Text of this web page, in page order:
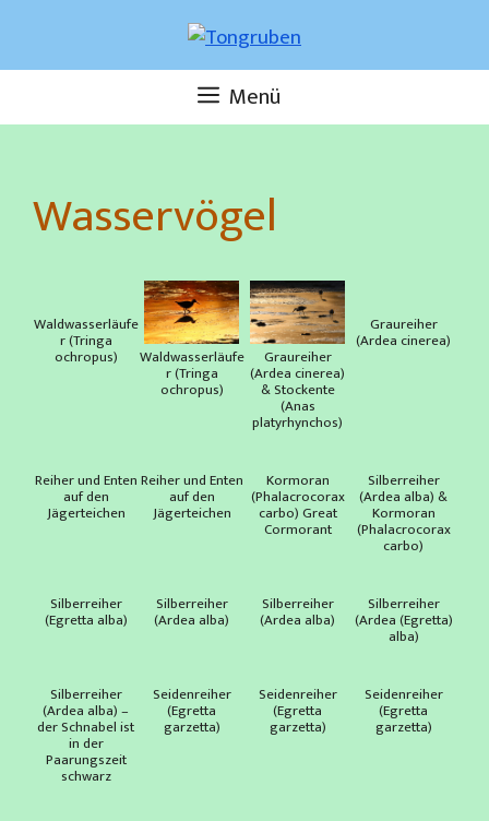
springen
Menü
Wasservögel
Waldwasserläufe
r (Tringa
ochropus) Waldwasserläufe
r (Tringa
ochropus)
Graureiher
(Ardea cinerea)
& Stockente
(Anas
platyrhynchos)
Graureiher
(Ardea cinerea)
Reiher und Enten
auf den
Jägerteichen
Reiher und Enten
auf den
Jägerteichen
Kormoran
(Phalacrocorax
carbo) Great
Cormorant
Silberreiher
(Ardea alba) &
Kormoran
(Phalacrocorax
carbo)
Silberreiher
(Egretta alba)
Silberreiher
(Ardea alba)
Silberreiher
(Ardea alba)
Silberreiher
(Ardea (Egretta)
alba)
Silberreiher
(Ardea alba) –
der Schnabel ist
in der
Paarungszeit
schwarz
Seidenreiher
(Egretta
garzetta)
Seidenreiher
(Egretta
garzetta)
Seidenreiher
(Egretta
garzetta)